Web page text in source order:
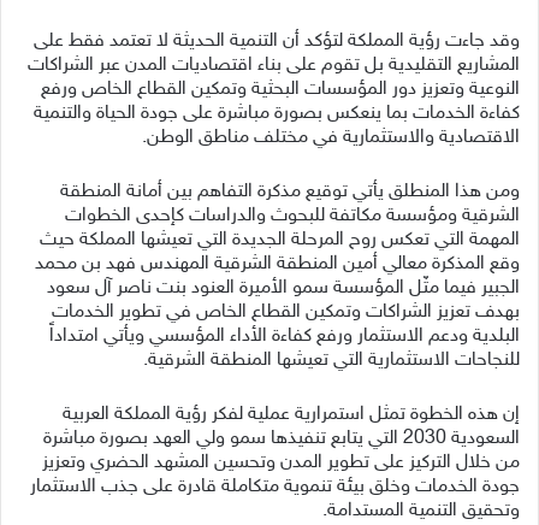
وقد جاءت رؤية المملكة لتؤكد أن التنمية الحديثة لا تعتمد فقط على
المشاريع التقليدية بل تقوم على بناء اقتصاديات المدن عبر الشراكات
النوعية وتعزيز دور المؤسسات البحثية وتمكين القطاع الخاص ورفع
كفاءة الخدمات بما ينعكس بصورة مباشرة على جودة الحياة والتنمية
الاقتصادية والاستثمارية في مختلف مناطق الوطن.
ومن هذا المنطلق يأتي توقيع مذكرة التفاهم بين أمانة المنطقة
الشرقية ومؤسسة مكاتفة للبحوث والدراسات كإحدى الخطوات
المهمة التي تعكس روح المرحلة الجديدة التي تعيشها المملكة حيث
وقع المذكرة معالي أمين المنطقة الشرقية المهندس فهد بن محمد
الجبير فيما مثّل المؤسسة سمو الأميرة العنود بنت ناصر آل سعود
بهدف تعزيز الشراكات وتمكين القطاع الخاص في تطوير الخدمات
البلدية ودعم الاستثمار ورفع كفاءة الأداء المؤسسي ويأتي امتداداً
للنجاحات الاستثمارية التي تعيشها المنطقة الشرقية.
إن هذه الخطوة تمثل استمرارية عملية لفكر رؤية المملكة العربية
السعودية 2030 التي يتابع تنفيذها سمو ولي العهد بصورة مباشرة
من خلال التركيز على تطوير المدن وتحسين المشهد الحضري وتعزيز
جودة الخدمات وخلق بيئة تنموية متكاملة قادرة على جذب الاستثمار
وتحقيق التنمية المستدامة.